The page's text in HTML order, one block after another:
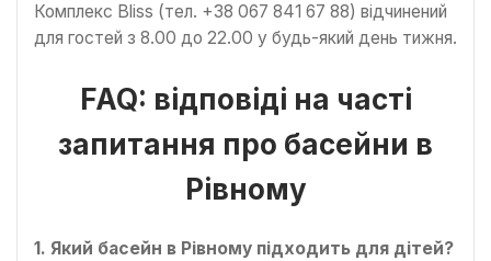
Комплекс Bliss (тел. +38 067 841 67 88) відчинений
для гостей з 8.00 до 22.00 у будь-який день тижня.
FAQ: відповіді на часті
запитання про басейни в
Рівному
1. Який басейн в Рівному підходить для дітей?